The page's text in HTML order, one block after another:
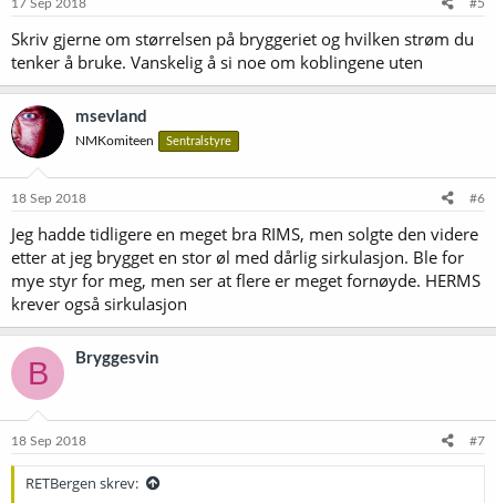
:
17 Sep 2018 #5
Skriv gjerne om størrelsen på bryggeriet og hvilken strøm du
tenker å bruke. Vanskelig å si noe om koblingene uten
msevland
NMKomiteen Sentralstyre
18 Sep 2018 #6
Jeg hadde tidligere en meget bra RIMS, men solgte den videre
etter at jeg brygget en stor øl med dårlig sirkulasjon. Ble for
mye styr for meg, men ser at flere er meget fornøyde. HERMS
krever også sirkulasjon
B Bryggesvin
18 Sep 2018 #7
RETBergen skrev: